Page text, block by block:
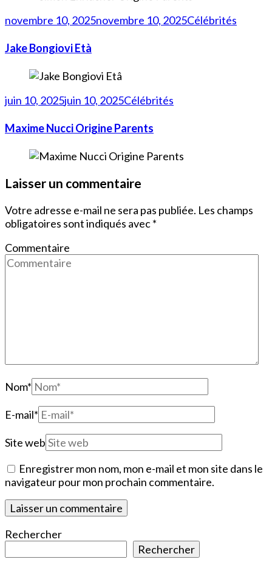
novembre 10, 2025novembre 10, 2025Célébrités
Jake Bongiovi Età
juin 10, 2025juin 10, 2025Célébrités
Maxime Nucci Origine Parents
Laisser un commentaire
Votre adresse e-mail ne sera pas publiée. Les champs
obligatoires sont indiqués avec*
Commentaire
Nom*
E-mail*
Site web
Enregistrer mon nom, mon e-mail et mon site dans le
navigateur pour mon prochain commentaire.
Rechercher
Rechercher